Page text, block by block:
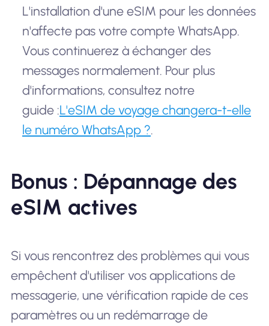
L'installation d'une eSIM pour les données
n'affecte pas votre compte WhatsApp.
Vous continuerez à échanger des
messages normalement. Pour plus
d'informations, consultez notre
guide :L'eSIM de voyage changera-t-elle
le numéro WhatsApp ?.
Bonus : Dépannage des
eSIM actives
Si vous rencontrez des problèmes qui vous
empêchent d'utiliser vos applications de
messagerie, une vérification rapide de ces
paramètres ou un redémarrage de